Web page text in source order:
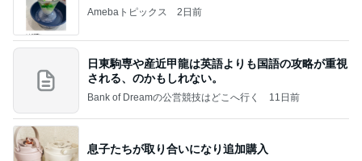
Amebaトピックス 2日前
日東駒専や産近甲龍は英語よりも国語の攻略が重視
される、のかもしれない。
Bank of Dreamの公営競技はどこへ行く 11日前
息子たちが取り合いになり追加購入